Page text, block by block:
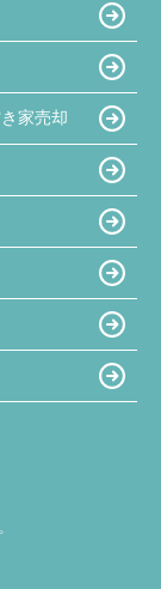
家売却